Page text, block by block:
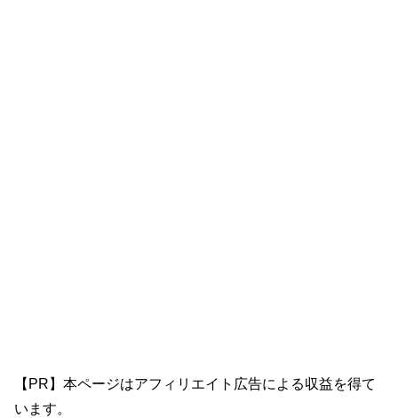
【PR】本ページはアフィリエイト広告による収益を得て
います。